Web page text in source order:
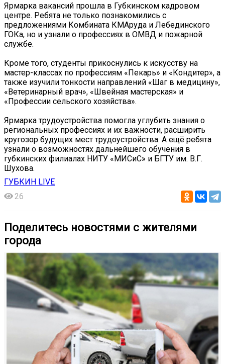
Ярмарка вакансий прошла в Губкинском кадровом
центре. Ребята не только познакомились с
предложениями Комбината КМАруда и Лебединского
ГОКа, но и узнали о профессиях в ОМВД и пожарной
службе.
Кроме того, студенты прикоснулись к искусству на
мастер-классах по профессиям «Пекарь» и «Кондитер», а
также изучили тонкости направлений «Шаг в медицину»,
«Ветеринарный врач», «Швейная мастерская» и
«Профессии сельского хозяйства».
Ярмарка трудоустройства помогла углубить знания о
региональных профессиях и их важности, расширить
кругозор будущих мест трудоустройства. А ещё ребята
узнали о возможностях дальнейшего обучения в
губкинских филиалах НИТУ «МИСиС» и БГТУ им. В.Г.
Шухова.
ГУБКИН LIVE
26
Поделитесь новостями с жителями
города